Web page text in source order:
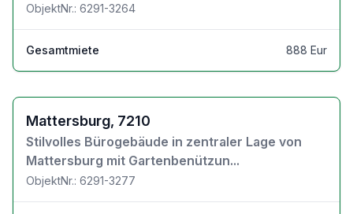
ObjektNr.: 6291-3264
Gesamtmiete 888 Eur
Zu den Objektdetails
Mattersburg, 7210
Stilvolles Bürogebäude in zentraler Lage von
Mattersburg mit Gartenbenützun...
ObjektNr.: 6291-3277